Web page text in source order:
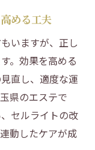
める工夫
いますが、正し
。効果を高める
直し、適度な運
県のエステで
セルライトの改
動したケアが成